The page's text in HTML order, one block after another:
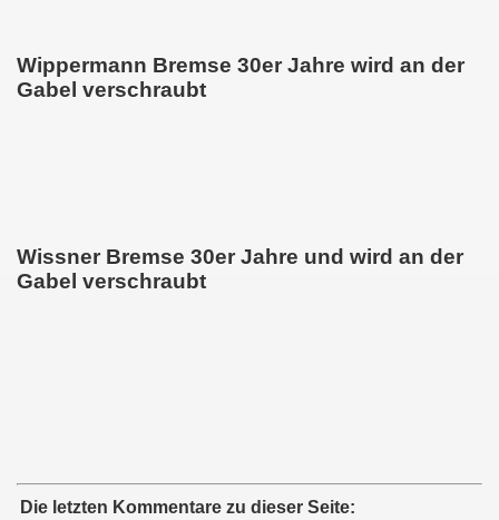
Wippermann Bremse 30er Jahre wird an der
Gabel verschraubt
Wissner Bremse 30er Jahre und wird an der
Gabel verschraubt
Die letzten Kommentare zu dieser Seite: